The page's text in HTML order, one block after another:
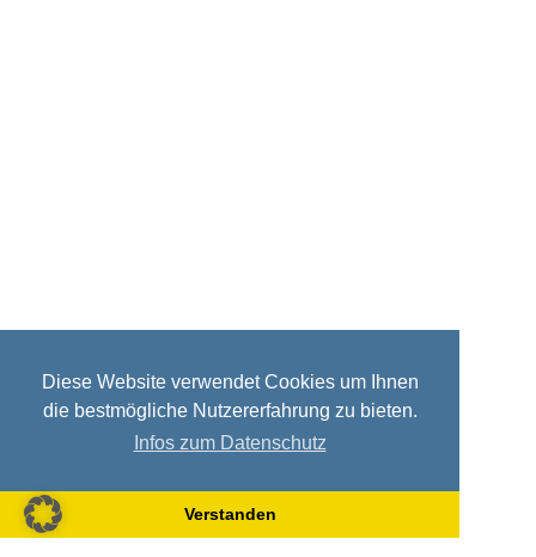
Diese Website verwendet Cookies um Ihnen
die bestmögliche Nutzererfahrung zu bieten.
Infos zum Datenschutz
Verstanden